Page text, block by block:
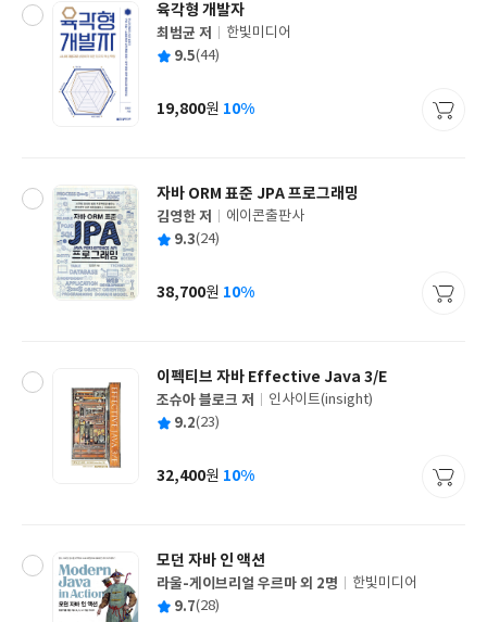
육각형 개발자
글
쓴
최범균 저
출
사
한빛미디어
평 9.5(44)
가
19,800원 10%
자바 ORM 표준 JPA 프로그래밍
글
쓴
김영한 저
출
사
에이콘출판사
평 9.3(24)
가
38,700원 10%
이펙티브 자바 Effective Java 3/E
글
쓴
조슈아 블로크 저
출
사
인사이트(insight)
평 9.2(23)
가
32,400원 10%
모던 자바 인 액션
글
쓴
라울-게이브리얼 우르마 외 2명
출
한빛미디어
평 9.7(28)